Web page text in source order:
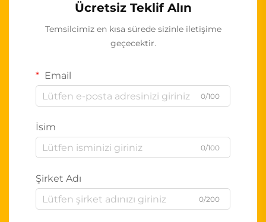
Ücretsiz Teklif Alın
Temsilcimiz en kısa sürede sizinle iletişime
geçecektir.
Email
0/100
İsim
0/100
Şirket Adı
0/200